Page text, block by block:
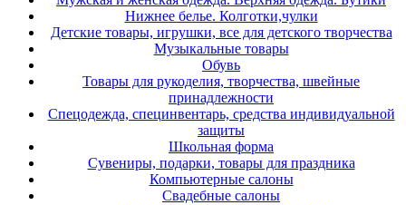
Нижнее белье. Колготки,чулки
Детские товары, игрушки, все для детского творчества
Музыкальные товары
Обувь
Товары для рукоделия, творчества, швейные
принадлежности
Спецодежда, специнвентарь, средства индивидуальной
защиты
Школьная форма
Сувениры, подарки, товары для праздника
Компьютерные салоны
Свадебные салоны